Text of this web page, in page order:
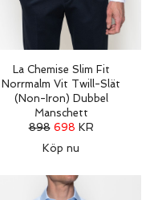
La Chemise Slim Fit
Norrmalm Vit Twill-Slät
(Non-Iron) Dubbel
Manschett
898 698 KR
Köp nu